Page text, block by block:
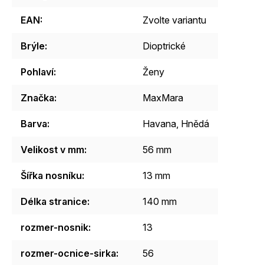
EAN: Zvolte variantu
Brýle: Dioptrické
Pohlaví: Ženy
Značka: MaxMara
Barva: Havana Hnědá
Velikost v mm: 56 mm
Šířka nosníku: 13 mm
Délka stranice: 140 mm
rozmer-nosnik: 13
rozmer-ocnice-sirka: 56